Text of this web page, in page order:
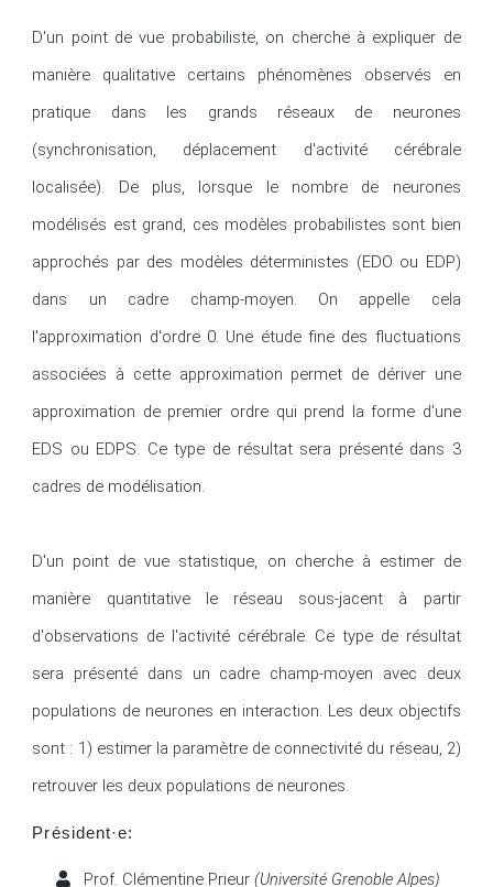
D'un point de vue probabiliste, on cherche à expliquer de
manière qualitative certains phénomènes observés en
pratique dans les grands réseaux de neurones
(synchronisation, déplacement d'activité cérébrale
localisée). De plus, lorsque le nombre de neurones
modélisés est grand, ces modèles probabilistes sont bien
approchés par des modèles déterministes (EDO ou EDP)
dans un cadre champ-moyen. On appelle cela
l'approximation d'ordre 0. Une étude fine des fluctuations
associées à cette approximation permet de dériver une
approximation de premier ordre qui prend la forme d'une
EDS ou EDPS. Ce type de résultat sera présenté dans 3
cadres de modélisation.
D'un point de vue statistique, on cherche à estimer de
manière quantitative le réseau sous-jacent à partir
d'observations de l'activité cérébrale. Ce type de résultat
sera présenté dans un cadre champ-moyen avec deux
populations de neurones en interaction. Les deux objectifs
sont : 1) estimer la paramètre de connectivité du réseau, 2)
retrouver les deux populations de neurones.
Président·e:
Prof. Clémentine Prieur(Université Grenoble Alpes)